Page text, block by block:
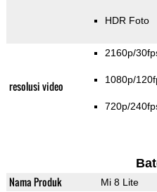
HDR Foto
resolusi video
2160p/
1080p/
720p/
Nama Produk Mi 8 Lite